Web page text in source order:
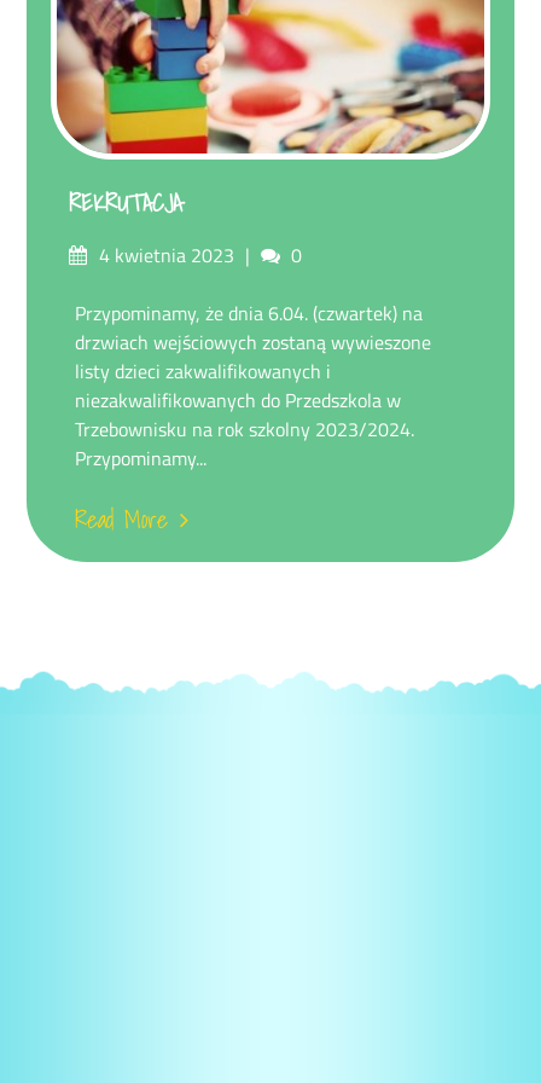
REKRUTACJA
Posted4 kwietnia 2023 Comments
0
Przypominamy, że dnia 6.04. (czwartek) na
drzwiach wejściowych zostaną wywieszone
listy dzieci zakwalifikowanych i
niezakwalifikowanych do Przedszkola w
Trzebownisku na rok szkolny 2023/2024.
Przypominamy...
Read More